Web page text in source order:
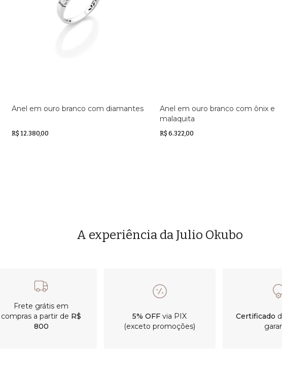
Anel em ouro branco com diamantes
R$ 12.380,00
Anel em ouro branco com ônix e
malaquita
R$ 6.322,00
A experiência da Julio Okubo
Frete grátis em
compras a partir de R$
800
5% OFF via PIX
(exceto promoções)
Certificado